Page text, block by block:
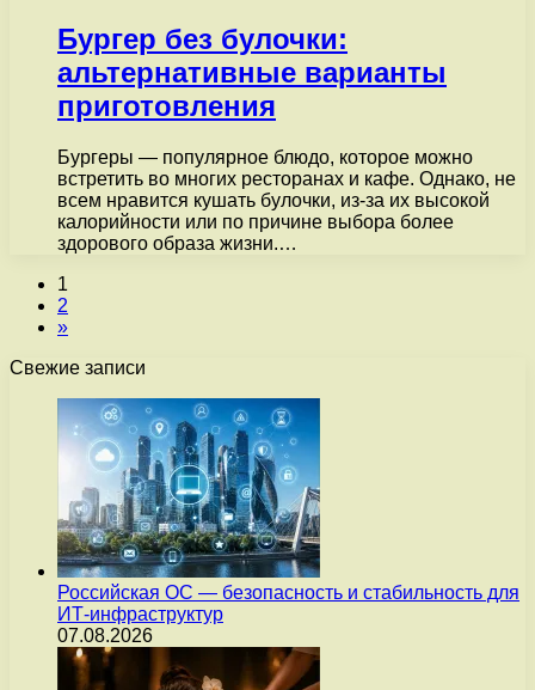
Бургер без булочки:
альтернативные варианты
приготовления
Бургеры — популярное блюдо, которое можно
встретить во многих ресторанах и кафе. Однако, не
всем нравится кушать булочки, из-за их высокой
калорийности или по причине выбора более
здорового образа жизни.…
1
2
»
Свежие записи
Российская ОС — безопасность и стабильность для
ИТ-инфраструктур
07.08.2026